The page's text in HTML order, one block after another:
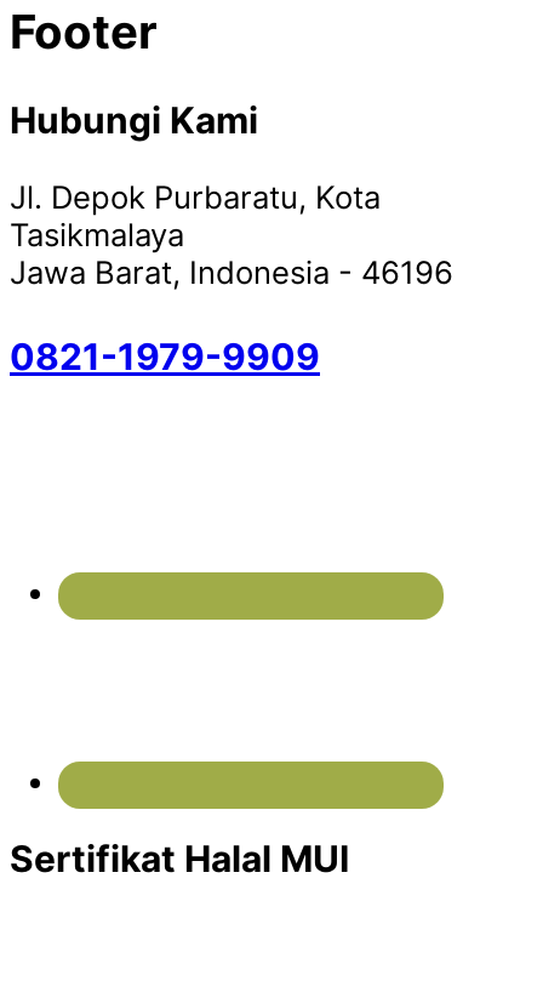
Footer
Hubungi Kami
Jl. Depok Purbaratu, Kota
Tasikmalaya
Jawa Barat, Indonesia - 46196
0821-1979-9909
Sertifikat Halal MUI